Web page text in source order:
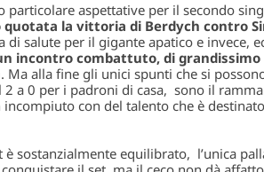
particolare aspettative per il secondo
quotata la vittoria di Berdych contro
di salute per il gigante apatico e invece,
incontro combattuto, di
. Ma alla fine gli unici spunti che si
2 a 0 per i padroni di casa, sono il
incompiuto con del talento che è
sostanzialmente equilibrato, l’unica